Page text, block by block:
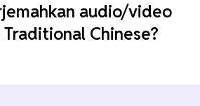
audio/video
Traditional Chinese?